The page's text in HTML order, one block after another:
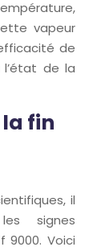
vapeur
de
de la
fin
il
signes
9000. Voici